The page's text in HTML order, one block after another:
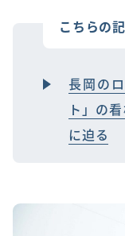
こちらの
長岡の
ト」の
に迫る